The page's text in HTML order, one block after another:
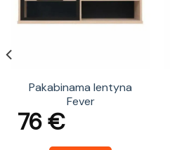
Pakabinama lentyna
Fever
76€